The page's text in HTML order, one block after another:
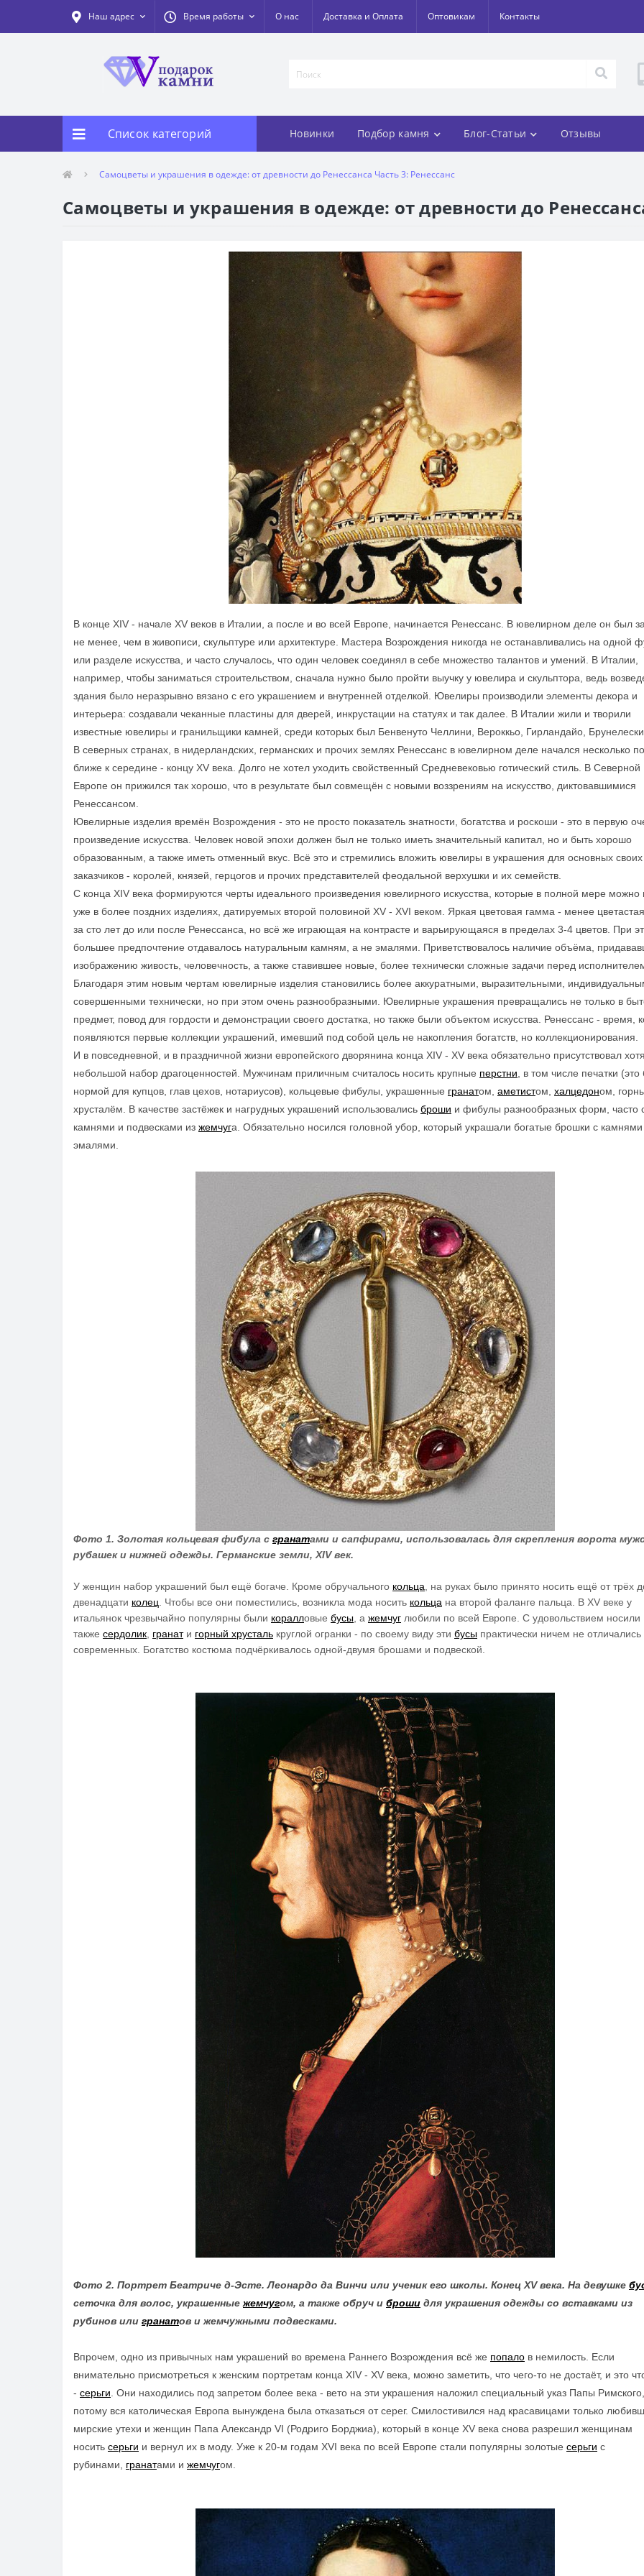
Наш адрес Время работы О нас Доставка и Оплата Оптовикам Контакты
Список категорий Новинки Подбор камня Блог-Статьи Отзывы
Самоцветы и украшения в одежде: от древности до Ренессанса Часть 3: Ренессанс
Самоцветы и украшения в одежде: от древности до
В конце XIV - начале XV веков в Италии, а после и во всей Европе, начинается Ренессанс. В ювелирном деле он был
не менее, чем в живописи, скульптуре или архитектуре. Мастера Возрождения никогда не останавливались на одной
или разделе искусства, и часто случалось, что один человек соединял в себе множество талантов и умений. В Италии,
например, чтобы заниматься строительством, сначала нужно было пройти выучку у ювелира и скульптора, ведь
здания было неразрывно вязано с его украшением и внутренней отделкой. Ювелиры производили элементы декора и
интерьера: создавали чеканные пластины для дверей, инкрустации на статуях и так далее. В Италии жили и творили
известные ювелиры и гранильщики камней, среди которых был Бенвенуто Челлини, Вероккьо, Гирландайо,
В северных странах, в нидерландских, германских и прочих землях Ренессанс в ювелирном деле начался несколько
ближе к середине - концу XV века. Долго не хотел уходить свойственный Средневековью готический стиль. В Северной
Европе он прижился так хорошо, что в результате был совмещён с новыми воззрениям на искусство, диктовавшимися
Ренессансом.
Ювелирные изделия времён Возрождения - это не просто показатель знатности, богатства и роскоши - это в первую
произведение искусства. Человек новой эпохи должен был не только иметь значительный капитал, но и быть хорошо
образованным, а также иметь отменный вкус. Всё это и стремились вложить ювелиры в украшения для основных своих
заказчиков - королей, князей, герцогов и прочих представителей феодальной верхушки и их семейств.
С конца XIV века формируются черты идеального произведения ювелирного искусства, которые в полной мере можно
уже в более поздних изделиях, датируемых второй половиной XV - XVI веком. Яркая цветовая гамма - менее
за сто лет до или после Ренессанса, но всё же играющая на контрасте и варьирующаяся в пределах 3-4 цветов. При
большее предпочтение отдавалось натуральным камням, а не эмалями. Приветствовалось наличие объёма,
изображению живость, человечность, а также ставившее новые, более технически сложные задачи перед
Благодаря этим новым чертам ювелирные изделия становились более аккуратными, выразительными,
совершенными технически, но при этом очень разнообразными. Ювелирные украшения превращались не только в
предмет, повод для гордости и демонстрации своего достатка, но также были объектом искусства. Ренессанс - время,
появляются первые коллекции украшений, имевший под собой цель не накопления богатств, но коллекционирования.
И в повседневной, и в праздничной жизни европейского дворянина конца XIV - XV века обязательно присутствовал
небольшой набор драгоценностей. Мужчинам приличным считалось носить крупные перстни , в том числе печатки
нормой для купцов, глав цехов, нотариусов), кольцевые фибулы, украшенные гранатом, аметистом, халцедоном,
хрусталём. В качестве застёжек и нагрудных украшений использовались броши и фибулы разнообразных форм, часто
камнями и подвесками из жемчуга. Обязательно носился головной убор, который украшали богатые брошки с
эмалями.
Фото 1. Золотая кольцевая фибула с гранатами и сапфирами, использовалась для скрепления ворота
рубашек и нижней одежды. Германские земли, XIV век.
У женщин набор украшений был ещё богаче. Кроме обручального кольца , на руках было принято носить ещё от трёх
двенадцати колец . Чтобы все они поместились, возникла мода носить кольца на второй фаланге пальца. В XV веке у
итальянок чрезвычайно популярны были коралловые бусы , а жемчуг любили по всей Европе. С удовольствием носили
также сердолик гранати горный хрусталь круглой огранки - по своему виду эти бусы практически ничем не отличались
современных. Богатство костюма подчёркивалось одной-двумя брошами и подвеской.
Фото 2. Портрет Беатриче д-Эсте. Леонардо да Винчи или ученик его школы. Конец XV века. На девушке
сеточка для волос, украшенные жемчугом, а также обруч и броши для украшения одежды со вставками из
рубинов или гранатов и жемчужными подвесками.
Впрочем, одно из привычных нам украшений во времена Раннего Возрождения всё же попало в немилость. Если
внимательно присмотреться к женским портретам конца XIV - XV века, можно заметить, что чего-то не достаёт, и это
- серьги . Они находились под запретом более века - вето на эти украшения наложил специальный указ Папы
потому вся католическая Европа вынуждена была отказаться от серег. Смилостивился над красавицами только
мирские утехи и женщин Папа Александр VI (Родриго Борджиа), который в конце XV века снова разрешил женщинам
носить серьги и вернул их в моду. Уже к 20-м годам XVI века по всей Европе стали популярны золотые серьги с
рубинами, гранатами и жемчугом.